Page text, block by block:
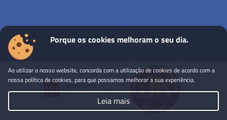
Sites de apostas - Todos os direitos reservados
Porque os cookies melhoram o seu dia.
Ao utilizar o nosso website, concorda com a utilização de cookies de acordo com a
nossa política de cookies, para que possamos melhorar a sua experiência.
Leia mais